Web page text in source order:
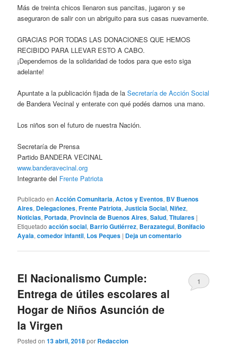
Más de treinta chicos llenaron sus pancitas, jugaron y se
aseguraron de salir con un abriguito para sus casas nuevamente.
GRACIAS POR TODAS LAS DONACIONES QUE HEMOS
RECIBIDO PARA LLEVAR ESTO A CABO.
¡Dependemos de la solidaridad de todos para que esto siga
adelante!
Apuntate a la publicación fijada de laSecretaría de Acción Social
de Bandera Vecinal y enterate con qué podés darnos una mano.
Los niños son el futuro de nuestra Nación.
Secretaría de Prensa
Partido BANDERA VECINAL
www.banderavecinal.org
Integrante del Frente Patriota
Publicado en Acción Comunitaria,Actos y Eventos, BV Buenos
Aires, Delegaciones,Frente Patriota,Justicia Social,Niñez,
Noticias, Portada, Provincia de Buenos Aires,Salud,Titulares |
Etiquetado acción social, Barrio Gutiérrez, Berazategui, Bonifacio
Ayala,comedor infantil, Los Peques | Deja un comentario
El Nacionalismo Cumple:
Entrega de útiles escolares al
Hogar de Niños Asunción de
la Virgen
Posted on13 abril, 2018por Redaccion
1